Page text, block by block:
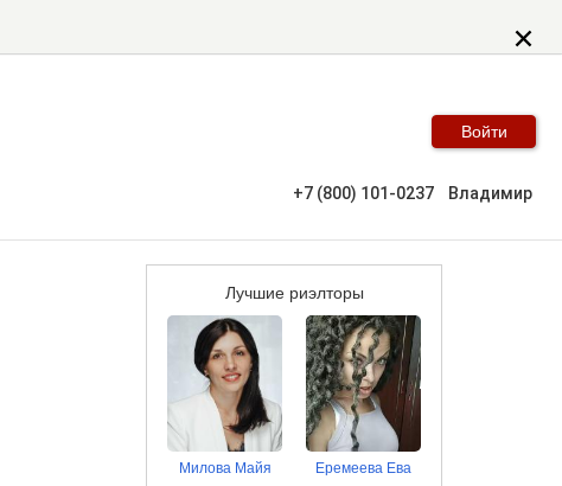
Войти
+7 (800) 101-0237 Владимир
Лучшие риэлторы
Милова Майя Еремеева Ева